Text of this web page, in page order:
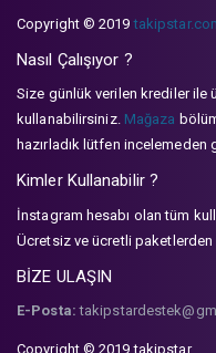
Copyright © 2019
Nasıl Çalışıyor ?
Size günlük verilen krediler ile
kullanabilirsiniz. Mağaza
hazırladık lütfen incelemeden
Kimler Kullanabilir ?
İnstagram hesabı olan tüm
Ücretsiz ve ücretli
BİZE ULAŞIN
E-Posta:
Copyright © 2019 takipstar.